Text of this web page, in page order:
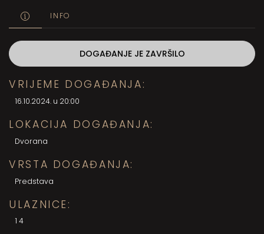
INFO
DOGAĐANJE JE ZAVRŠILO
VRIJEME DOGAĐANJA:
16.10.2024. u 20:00
LOKACIJA DOGAĐANJA:
Dvorana
VRSTA DOGAĐANJA:
Predstava
ULAZNICE:
14